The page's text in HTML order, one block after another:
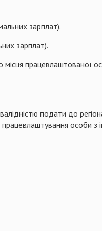
зарплат).
зарплат).
працевлаштованої
подати до
особи